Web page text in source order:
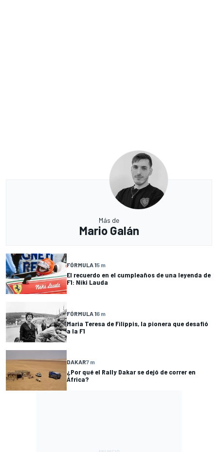
Más de
Mario Galán
FÓRMULA 15 m
El recuerdo en el cumpleaños de una leyenda de
F1: Niki Lauda
FÓRMULA 16 m
Maria Teresa de Filippis, la pionera que desafió
a la F1
DAKAR7 m
¿Por qué el Rally Dakar se dejó de correr en
África?